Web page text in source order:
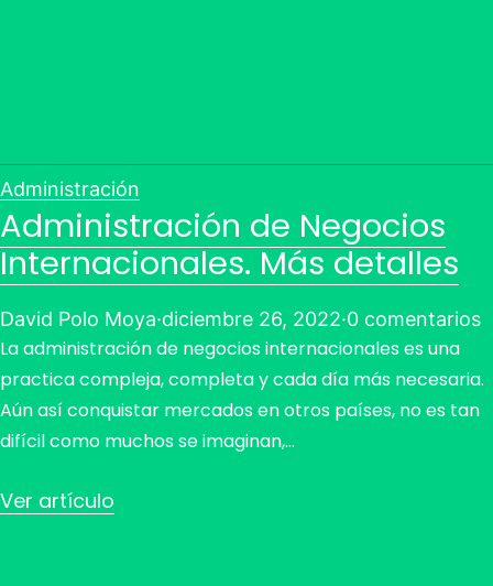
Administración
Administración de Negocios
Internacionales. Más detalles
David Polo Moya·diciembre 26, 2022·0 comentarios
La administración de negocios internacionales es una
practica compleja, completa y cada día más necesaria.
Aún así conquistar mercados en otros países, no es tan
difícil como muchos se imaginan,…
Ver artículo